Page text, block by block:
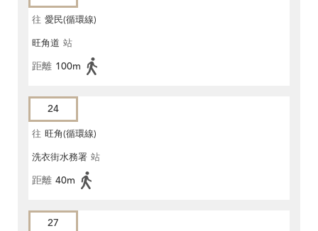
往 愛民(循環線)
旺角道 站
距離 100m
24
往 旺角(循環線)
洗衣街水務署 站
距離 40m
27